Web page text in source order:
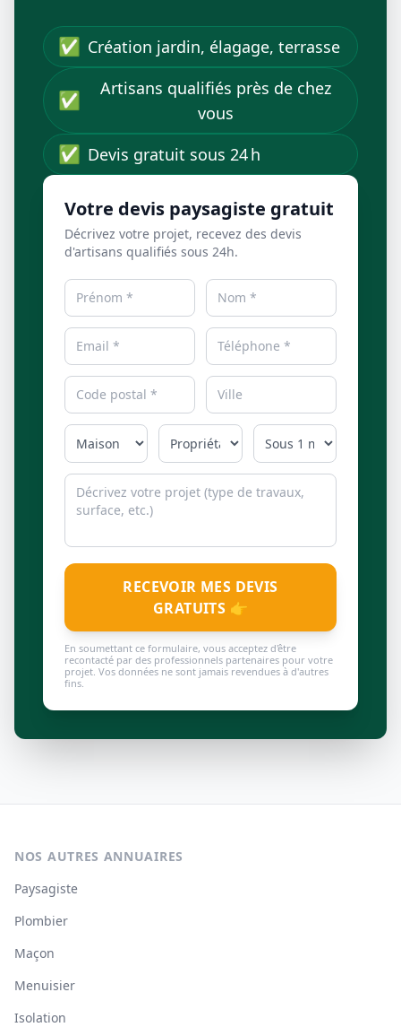
✅ Création jardin, élagage, terrasse
✅
Artisans qualifiés près de chez
vous
✅ Devis gratuit sous 24 h
Votre devis paysagiste gratuit
Décrivez votre projet, recevez des devis
d'artisans qualifiés sous 24h.
RECEVOIR MES DEVIS
GRATUITS 👉
En soumettant ce formulaire, vous acceptez d'être
recontacté par des professionnels partenaires pour votre
projet. Vos données ne sont jamais revendues à d'autres
fins.
NOS AUTRES ANNUAIRES
Paysagiste
Plombier
Maçon
Menuisier
Isolation